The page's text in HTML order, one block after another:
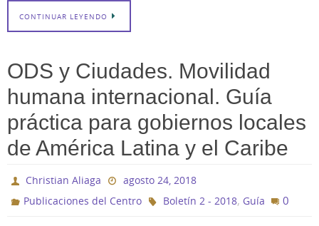
CONTINUAR LEYENDO
ODS y Ciudades. Movilidad
humana internacional. Guía
práctica para gobiernos locales
de América Latina y el Caribe
Christian Aliaga
agosto 24, 2018
Publicaciones del Centro
Boletín 2 - 2018, Guía 0